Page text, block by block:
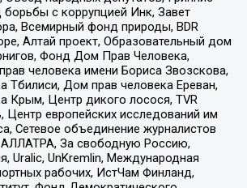
с коррупцией Инк, Завет
Всемирный фонд природы, BDR
Алтай проект, Образовательный дом
Фонд Дом Прав Человека,
человека имени Бориса Звозскова,
Тбилиси, Дом прав человека Ереван,
Крым, Центр дикого лосося, TVR
европейских исследований им
Сетевое объединение журналистов
АЛЛАТРА, За свободную Россию,
Uralic, UnKremlin, Международная
рабочих, ИстЧам Финланд,